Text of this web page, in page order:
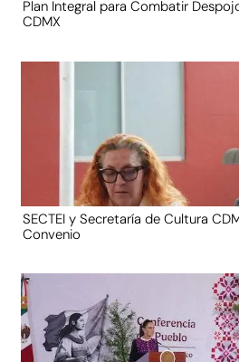
Plan Integral para Combatir
CDMX
SECTEI y Secretaría de Cultura
Convenio